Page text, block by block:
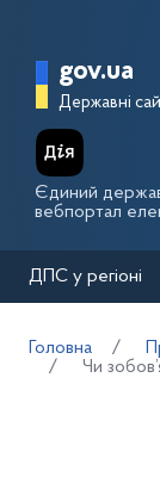
gov.ua
Державні
Єдиний
вебпортал
ДПС у регіоні
Головна
Чи